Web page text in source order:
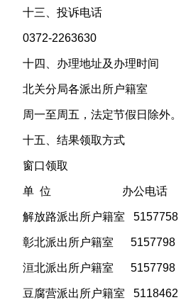
十三、投诉电话
0372-2263630
十四、办理地址及办理时间
北关分局各派出所户籍室
周一至周五，法定节假日除外。
十五、结果领取方式
窗口领取
单 位 办公电话
解放路派出所户籍室 5157758
彰北派出所户籍室 5157798
洹北派出所户籍室 5157798
豆腐营派出所户籍室 5118462